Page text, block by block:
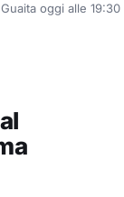
oggi alle 19:30